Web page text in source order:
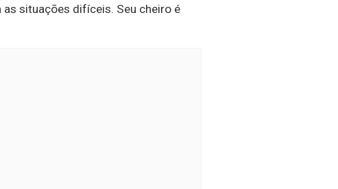
situações difíceis. Seu cheiro é